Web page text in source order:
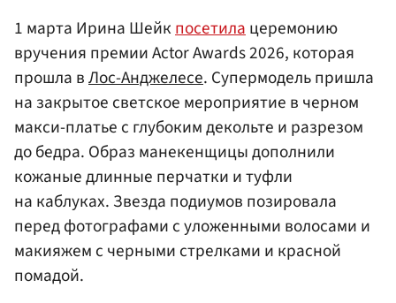
1 марта Ирина Шейк посетила церемонию
вручения премии Actor Awards 2026, которая
прошла вЛос-Анджелесе. Супермодель пришла
на закрытое светское мероприятие в черном
макси-платье с глубоким декольте и разрезом
до бедра. Образ манекенщицы дополнили
кожаные длинные перчатки и туфли
на каблуках. Звезда подиумов позировала
перед фотографами с уложенными волосами и
макияжем с черными стрелками и красной
помадой.